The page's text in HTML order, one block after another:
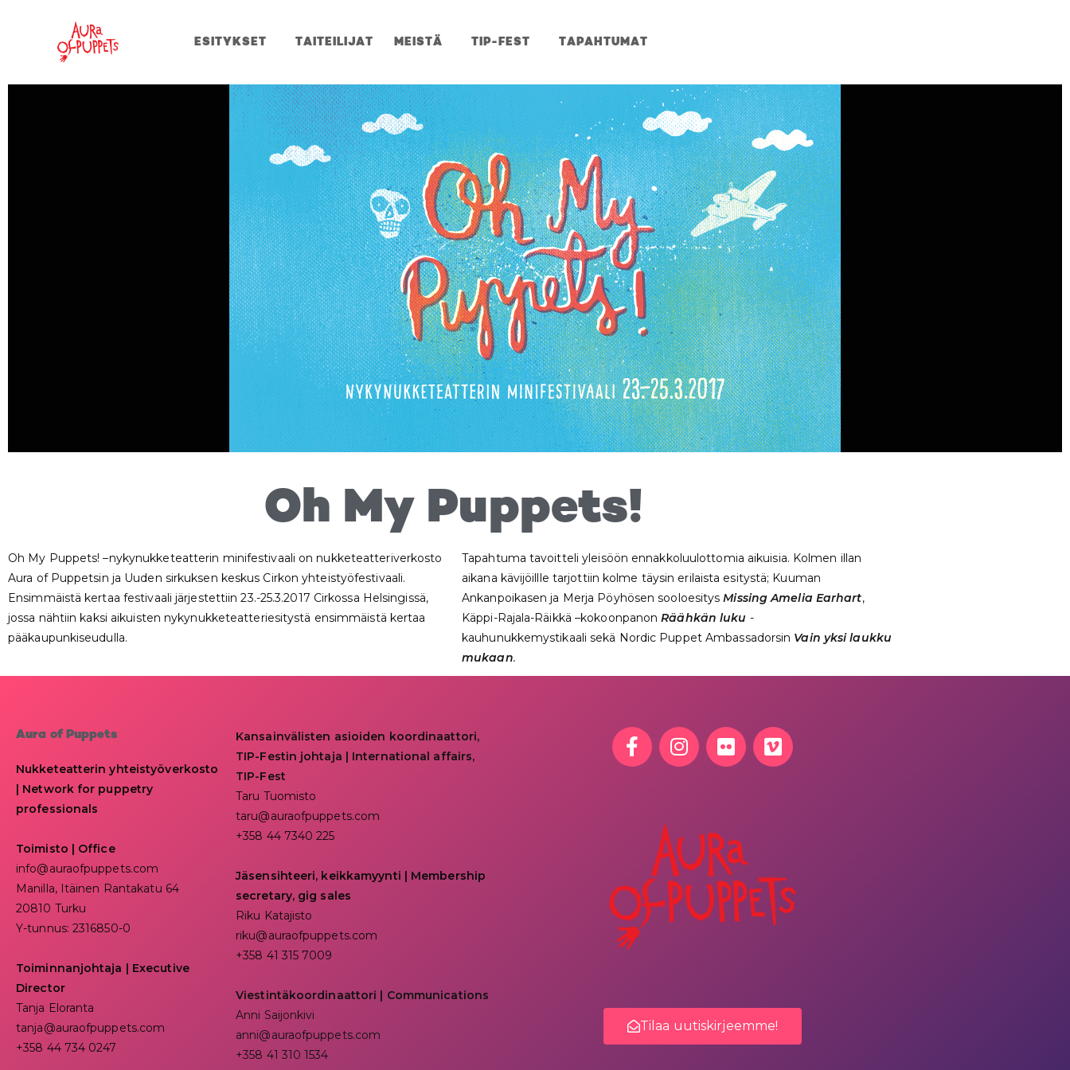
ESITYKSET TAITEILIJAT MEISTÄ TIP-FEST TAPAHTUMAT
Oh My Puppets!
Oh My Puppets! –nykynukketeatterin minifestivaali on nukketeatteriverkosto
Aura of Puppetsin ja Uuden sirkuksen keskus Cirkon yhteistyöfestivaali.
Ensimmäistä kertaa festivaali järjestettiin 23.-25.3.2017 Cirkossa Helsingissä,
jossa nähtiin kaksi aikuisten nykynukketeatteriesitystä ensimmäistä kertaa
pääkaupunkiseudulla.
Tapahtuma tavoitteli yleisöön ennakkoluulottomia aikuisia. Kolmen illan
aikana kävijöillle tarjottiin kolme täysin erilaista esitystä; Kuuman
Ankanpoikasen ja Merja Pöyhösen sooloesitysMissing Amelia Earhart,
Käppi-Rajala-Räikkä –kokoonpanonRäähkän luku -
kauhunukkemystikaali sekä Nordic Puppet Ambassadorsin Vain yksi laukku
mukaan.
Aura of Puppets
Nukketeatterin yhteistyöverkosto
| Network for puppetry
professionals
Toimisto | Office
info@auraofpuppets.com
Manilla, Itäinen Rantakatu 64
20810 Turku
Y-tunnus: 2316850-0
Toiminnanjohtaja | Executive
Director
Tanja Eloranta
tanja@auraofpuppets.com
+358 44 734 0247
Kansainvälisten asioiden koordinaattori,
TIP-Festin johtaja | International affairs,
TIP-Fest
Taru Tuomisto
taru@auraofpuppets.com
+358 44 7340 225
Jäsensihteeri, keikkamyynti | Membership
secretary, gig sales
Riku Katajisto
riku@auraofpuppets.com
+358 41 315 7009
Viestintäkoordinaattori | Communications
Anni Saijonkivi
anni@auraofpuppets.com
+358 41 310 1534
Tilaa uutiskirjeemme!